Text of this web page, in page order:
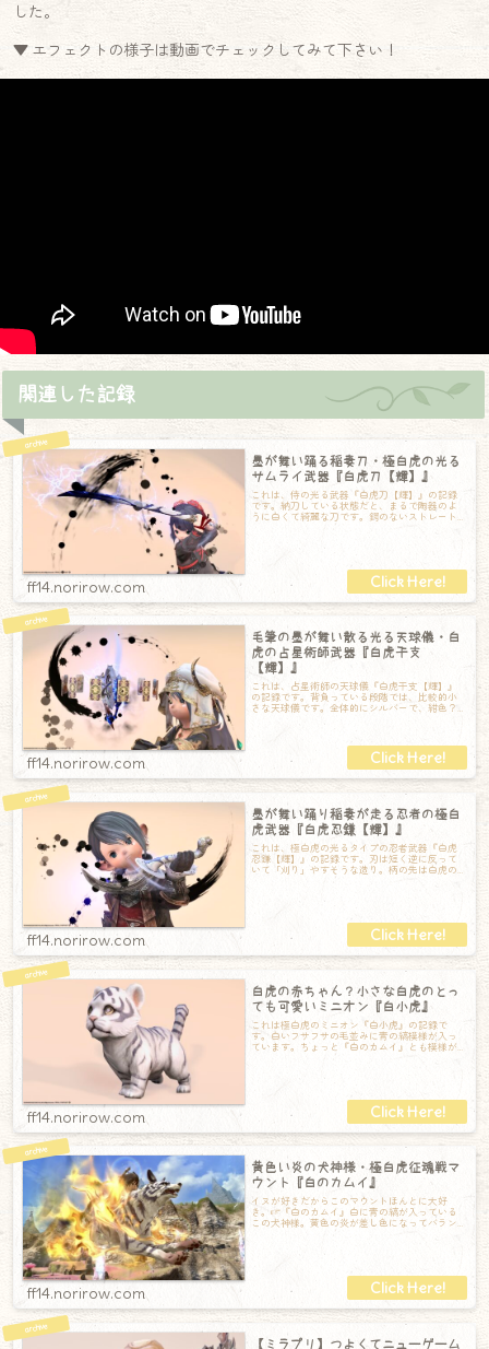
した。
▼ エフェクトの様子は動画でチェックしてみて下さい！
関連した記録
墨が舞い踊る稲妻刀・極白虎の光る
サムライ武器『白虎刀【輝】』
これは、侍の光る武器『白虎刀【輝】』の記録
です。納刀している状態だと、まるで陶器のよ
うに白くて綺麗な刀です。鍔のないストレート
なデザインなので、ちょっと洋風なイメージも
ff14.norirow.com
毛筆の墨が舞い散る光る天球儀・白
虎の占星術師武器『白虎干支
【輝】』
これは、占星術師の天球儀『白虎干支【輝】』
の記録です。背負っている段階では、比較的小
さな天球儀です。全体的にシルバーで、紺色？
ff14.norirow.com
墨が舞い踊り稲妻が走る忍者の極白
虎武器『白虎忍鎌【輝】』
これは、極白虎の光るタイプの忍者武器『白虎
忍鎌【輝】』の記録です。刃は短く逆に反って
いて「刈り」やすそうな造り。柄の先は白虎の
顔がモチーフにっているようです。刃はオリエ
ff14.norirow.com
白虎の赤ちゃん？小さな白虎のとっ
ても可愛いミニオン『白小虎』
これは極白虎のミニオン『白小虎』の記録で
す。白いフサフサの毛並みに青の縞模様が入っ
ています。ちょっと『白のカムイ』とも模様が
似ている虎の赤ちゃんです。▼ 白のカムイ尻尾
ff14.norirow.com
黄色い炎の犬神様・極白虎征魂戦マ
ウント『白のカムイ』
イヌが好きだからこのマウントほんとに大好
き。☞『白のカムイ』白に青の縞が入っている
この犬神様。黄色の炎が差し色になってバラン
ス良く、とてもお気に入りの子です。ちょっぴ
ff14.norirow.com
【ミラプリ】つよくてニューゲーム